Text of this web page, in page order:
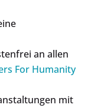
an allen
For Humanity
mit